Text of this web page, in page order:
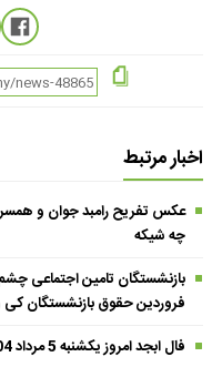
اخبار مرتبط
عکس تفریح رامبد جوان و
چه شیکه
فروردین حقوق بازنشستگان کی
فال ابجد امروز یکشنبه 5 مرداد 1404 | حروف ابجد از تغییرات مثبت خبر می‌دهند !